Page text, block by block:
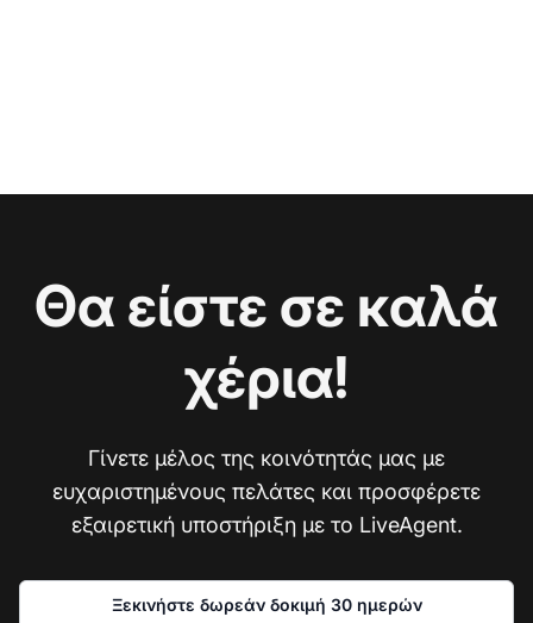
Θα είστε σε καλά
χέρια!
Γίνετε μέλος της κοινότητάς μας με
ευχαριστημένους πελάτες και προσφέρετε
εξαιρετική υποστήριξη με το LiveAgent.
Ξεκινήστε δωρεάν δοκιμή 30 ημερών